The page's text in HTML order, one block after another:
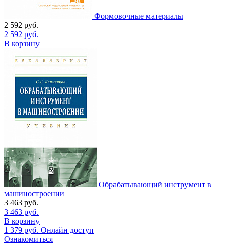
Формовочные материалы
2 592 руб.
2 592 руб.
В корзину
Обрабатывающий инструмент в
машиностроении
3 463 руб.
3 463 руб.
В корзину
1 379 руб. Онлайн доступ
Ознакомиться